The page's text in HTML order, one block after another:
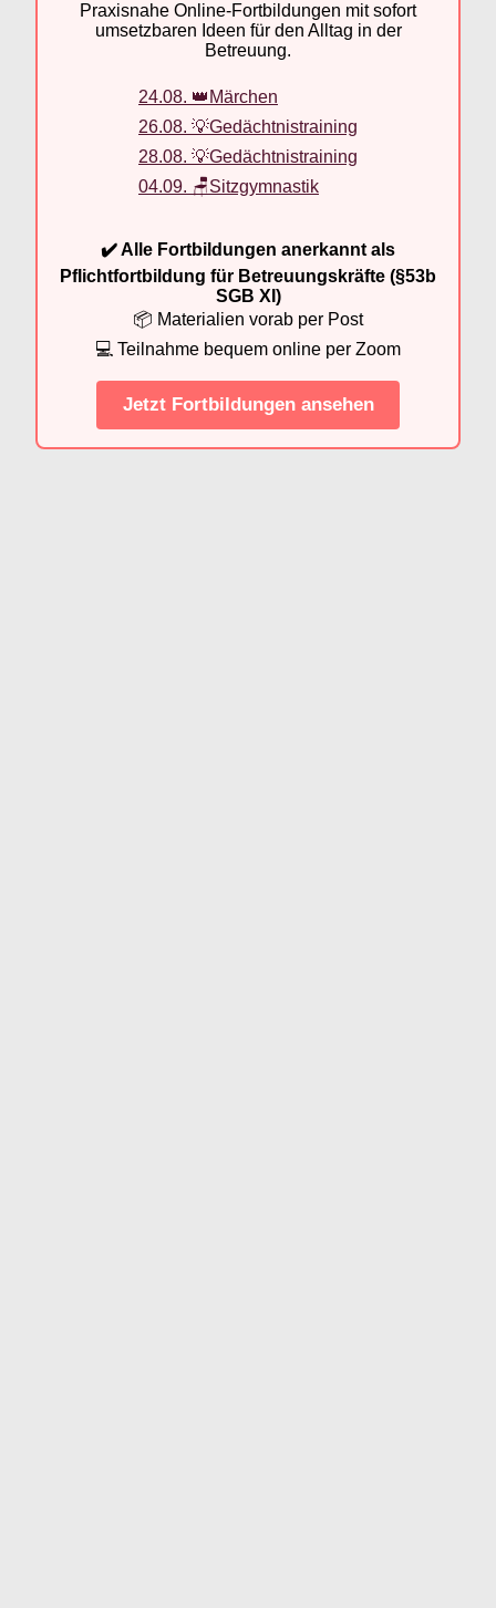
Praxisnahe Online-Fortbildungen mit sofort
umsetzbaren Ideen für den Alltag in der
Betreuung.
24.08. 👑Märchen
26.08. 💡Gedächtnistraining
28.08. 💡Gedächtnistraining
04.09. 🪑Sitzgymnastik
✔️ Alle Fortbildungen anerkannt als
Pflichtfortbildung für Betreuungskräfte (§53b
SGB XI)
📦 Materialien vorab per Post
💻 Teilnahme bequem online per Zoom
Jetzt Fortbildungen ansehen